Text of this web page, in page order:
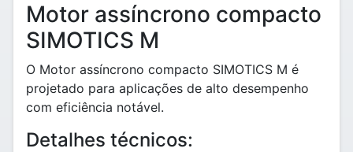
Motor assíncrono compacto
SIMOTICS M
O Motor assíncrono compacto SIMOTICS M é
projetado para aplicações de alto desempenho
com eficiência notável.
Detalhes técnicos: